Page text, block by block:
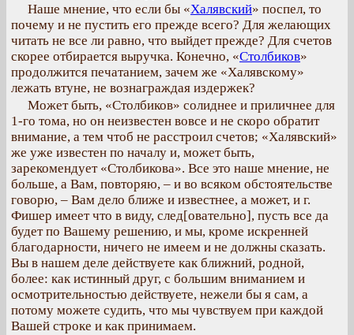
Наше мнение, что если бы «Халявский» поспел, то
почему и не пустить его прежде всего? Для желающих
читать не все ли равно, что выйдет прежде? Для счетов
скорее отбирается выручка. Конечно, «Столбиков»
продолжится печатанием, зачем же «Халявскому»
лежать втуне, не вознаграждая издержек?
Может быть, «Столбиков» солиднее и приличнее для
1-го тома, но он неизвестен вовсе и не скоро обратит
внимание, а тем чтоб не расстроил счетов; «Халявский»
же уже известен по началу и, может быть,
зарекомендует «Столбикова». Все это наше мнение, не
больше, а Вам, повторяю, – и во всяком обстоятельстве
говорю, – Вам дело ближе и известнее, а может, и г.
Фишер имеет что в виду, след[овательно], пусть все да
будет по Вашему решению, и мы, кроме искренней
благодарности, ничего не имеем и не должны сказать.
Вы в нашем деле действуете как ближний, родной,
более: как истинный друг, с большим вниманием и
осмотрительностью действуете, нежели бы я сам, а
потому можете судить, что мы чувствуем при каждой
Вашей строке и как принимаем.